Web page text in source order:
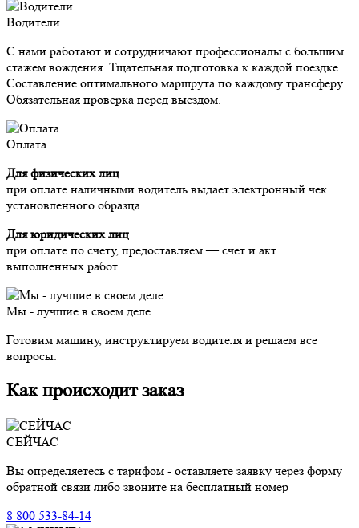
Водители
С нами работают и сотрудничают профессионалы с большим
стажем вождения. Тщательная подготовка к каждой поездке.
Составление оптимального маршрута по каждому трансферу.
Обязательная проверка перед выездом.
Оплата
Для физических лиц
при оплате наличными водитель выдает электронный чек
установленного образца
Для юридических лиц
при оплате по счету, предоставляем — счет и акт
выполненных работ
Мы - лучшие в своем деле
Готовим машину, инструктируем водителя и решаем все
вопросы.
Как происходит заказ
СЕЙЧАС
Вы определяетесь с тарифом - оставляете заявку через форму
обратной связи либо звоните на бесплатный номер
8 800 533-84-14